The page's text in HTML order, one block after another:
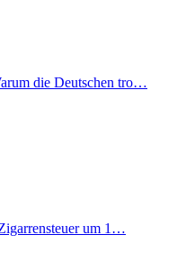
die Deutschen tro…
um 1…